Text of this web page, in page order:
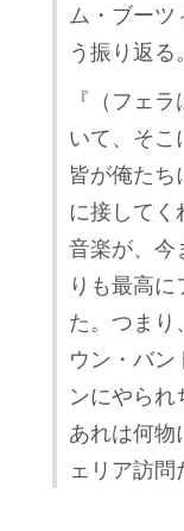
ム・ブーツ
う振り返る。
『（フェ
いて、そこ
皆が俺たち
に接してく
音楽が、今
りも最高
た。つまり
ウン・バ
ンにやら
あれは何物
ェリア訪問